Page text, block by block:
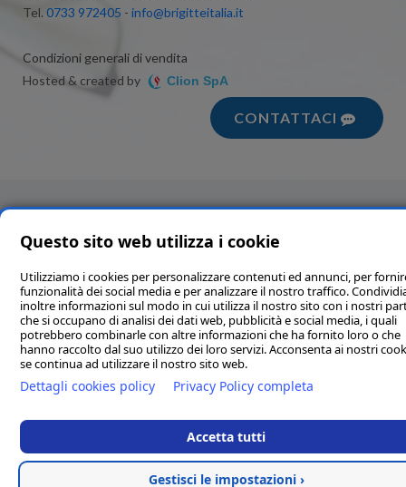
Tel. 0733 972405 - info@brigitteitalia.it
Condizioni generali di vendita
Hosted & created by
Clion SpA
CONTATTACI
Questo sito web utilizza i cookie
Utilizziamo i cookies per personalizzare contenuti ed annunci, per
funzionalità dei social media e per analizzare il nostro traffico.
inoltre informazioni sul modo in cui utilizza il nostro sito con i nostri
che si occupano di analisi dei dati web, pubblicità e social media, i quali
potrebbero combinarle con altre informazioni che ha fornito loro o che
hanno raccolto dal suo utilizzo dei loro servizi. Acconsenta ai nostri
se continua ad utilizzare il nostro sito web.
Dettagli cookies policy Privacy Policy completa
Accetta tutti
Gestisci le impostazioni ›